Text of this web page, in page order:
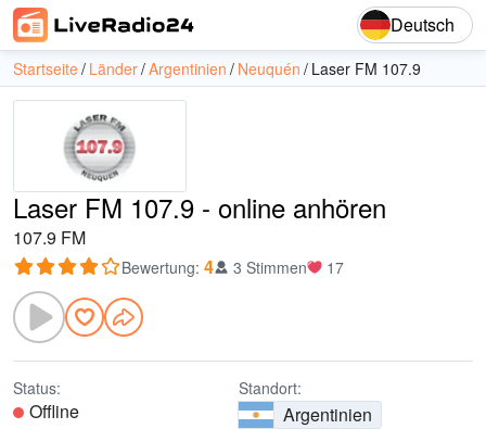
Deutsch
Startseite Länder Argentinien Neuquén Laser FM 107.9
Laser FM 107.9 - online anhören
107.9 FM
Bewertung: 4 3 Stimmen 17
Status:
Offline
Standort:
Argentinien